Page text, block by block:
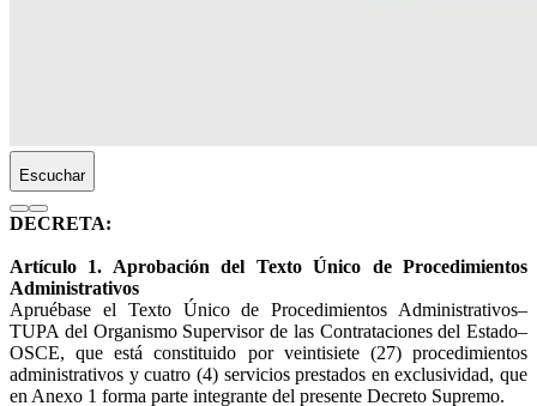
Escuchar
DECRETA:
Artículo 1. Aprobación del Texto Único de Procedimientos
Administrativos
Apruébase el Texto Único de Procedimientos Administrativos–
TUPA del Organismo Supervisor de las Contrataciones del Estado–
OSCE, que está constituido por veintisiete (27) procedimientos
administrativos y cuatro (4) servicios prestados en exclusividad, que
en Anexo 1 forma parte integrante del presente Decreto Supremo.